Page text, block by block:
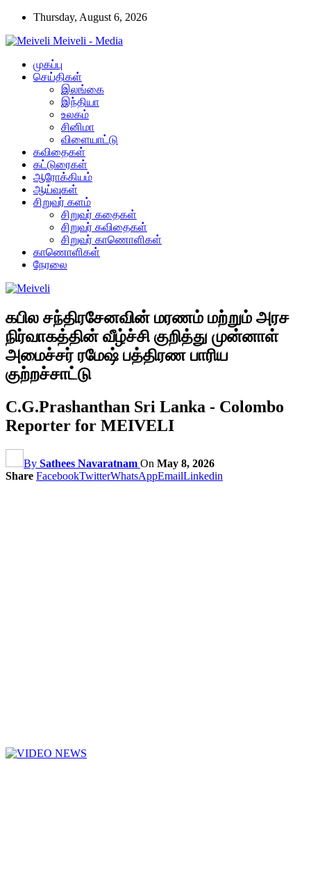
Thursday, August 6, 2026
Meiveli - Media
முகப்பு
செய்திகள்
இலங்கை
இந்தியா
உலகம்
சினிமா
விளையாட்டு
கவிதைகள்
கட்டுரைகள்
ஆரோக்கியம்
ஆய்வுகள்
சிறுவர் களம்
சிறுவர் கதைகள்
சிறுவர் கவிதைகள்
சிறுவர் காணொளிகள்
காணொளிகள்
நேரலை
கபில சந்திரசேனவின் மரணம் மற்றும் அரச
நிர்வாகத்தின் வீழ்ச்சி குறித்து முன்னாள்
அமைச்சர் ரமேஷ் பத்திரண பாரிய
குற்றச்சாட்டு
C.G.Prashanthan Sri Lanka - Colombo
Reporter for MEIVELI
By Sathees Navaratnam On May 8, 2026
Share FacebookTwitterWhatsAppEmailLinkedin